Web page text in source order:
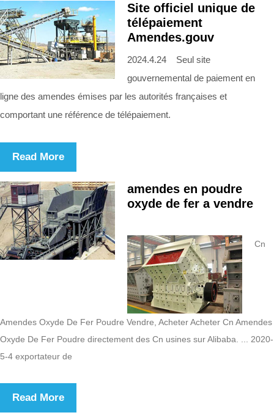
Site officiel unique de
télépaiement
Amendes.gouv
2024.4.24 Seul site
gouvernemental de paiement en
ligne des amendes émises par les autorités françaises et
comportant une référence de télépaiement.
Read More
amendes en poudre
oxyde de fer a vendre
Cn
Amendes Oxyde De Fer Poudre Vendre, Acheter Acheter Cn Amendes
Oxyde De Fer Poudre directement des Cn usines sur Alibaba. ... 2020-
5-4 exportateur de
Read More